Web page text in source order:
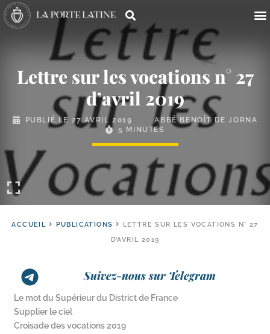
Lettre sur les vocations n° 27
d’avril 2019
PUBLIÉ LE 27 AVRIL 2019
ABBÉ BENOÎT DE JORNA
5 MINUTES
ACCUEIL PUBLICATIONS
LETTRE SUR LES VOCATIONS N° 27
D’AVRIL 2019
Suivez-nous sur Telegram
Le mot du Supérieur du District de France
Supplier le ciel
Croisade des vocations 2019